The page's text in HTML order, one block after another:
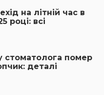
на літній час в
році: всі
стоматолога помер
деталі